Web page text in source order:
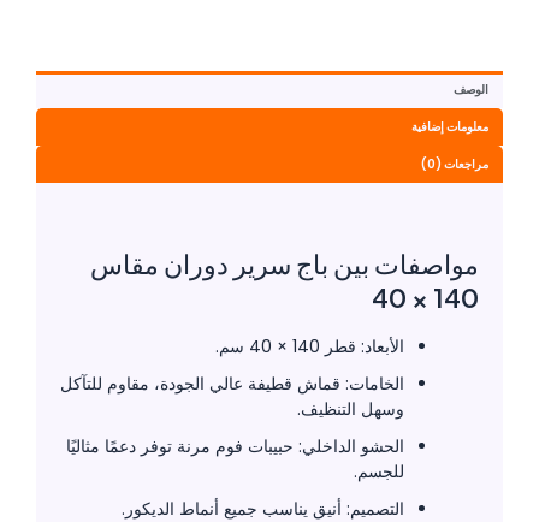
الوصف
معلومات إضافية
مراجعات (0)
مواصفات بين باج سرير دوران مقاس
140 × 40
الأبعاد: قطر 140 × 40 سم.
الخامات: قماش قطيفة عالي الجودة، مقاوم للتآكل
وسهل التنظيف.
الحشو الداخلي: حبيبات فوم مرنة توفر دعمًا مثاليًا
للجسم.
التصميم: أنيق يناسب جميع أنماط الديكور.